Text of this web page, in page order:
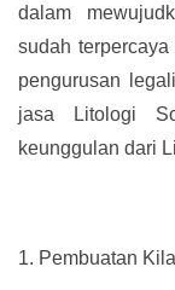
dalam
sudah
pengurusan
jasa Litologi
keunggulan dari
1. Pembuatan